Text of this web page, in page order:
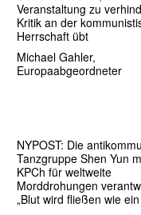
Veranstaltung zu
Kritik an der
Herrschaft übt
Michael Gahler,
Europaabgeordneter
NYPOST: Die
Tanzgruppe Shen Yun
KPCh für weltweite
Morddrohungen
„Blut wird fließen wie